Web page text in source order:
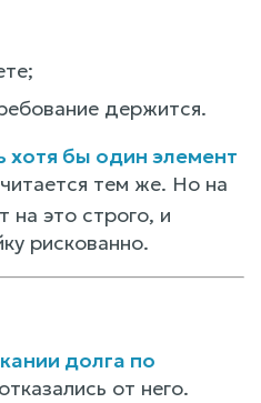
держится.
хотя бы один элемент
тем же. Но на
на это строго, и
рискованно.
долга по
от него.